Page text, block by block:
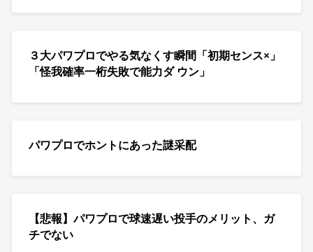
３大パワプロでやる気なくす瞬間「初期センス×」
「怪我確率一桁失敗で能力ダ ウン」
パワプロでホントにあった謎采配
【悲報】パワプロで球速遅い投手のメリット、ガ
チでない